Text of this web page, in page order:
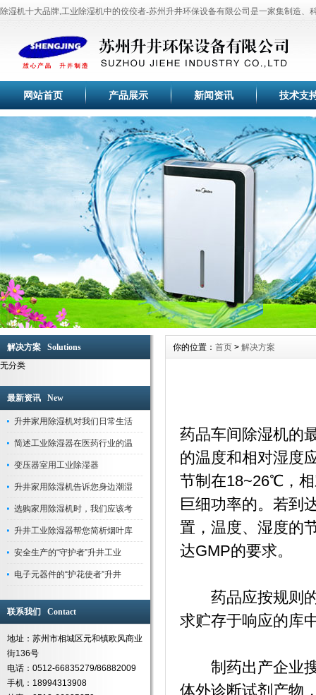
除湿机十大品牌,工业除湿机中的佼佼者-苏州升井环保设备有限公司是一家集制造、
苏州除湿机、恒温恒湿机、工业加湿器、冷干机 、调温除湿机等除湿加湿设备。
全套生产流水线，生产设备，测试设备等。产品齐全、品种繁多供用户选择，本产品
于纺织、印刷、卷烟、医药、花卉养殖大棚、菌类栽培、微电子企业、档案室、电信
塑料、木业纸业与行业车间、仓库等直接进行温湿度调节控制，空气净化，节能环保
空气除湿行业专家，工业除湿机的首选品牌-苏州升井专业提供：家用移动除湿机、
机、抽湿机、去湿机、除湿器、管道除湿机、调温除湿机系列采用先进高效旋转式压
效换热器、大风量低噪音外转子风机，使空气干燥器的除湿效果满足于国家标准。
苏州升井经过多年的持续快速发展，公司生产的除湿机,加湿器,恒温恒湿机已通过国
验，企业通过ISO9001国际质量体系认证。巩固了家用除湿机、工业除湿机、工业加
的品牌优势，积累了丰富宝贵的行业经验和优质的客户群体，帮助合作伙伴取得了成
苏州升井除湿器适用范围:本产品为整体柜式空气除湿器,在空气调节过程中,适用于精
光学仪器、生物工程、医药、包装、食品、化妆品、氯化锂电池、印刷业、地下工程
所有需要进行干燥处理的场所。
空气除湿行业专家，除湿机的首选品牌-苏州升井专业提供：高端
除湿机
工业除湿机
特,操作方便,品质百分百！
除湿机十大品牌,工业除湿机中的佼佼者-苏州升井环保设备有限公司是一家集制造、
于一体的专业化高科技现代企业。公司目前主要研制开发
工业除湿机、 家用除湿机、
机、苏州除湿机 、 恒温恒湿机 工业加湿器、冷干机、调温除湿机等除湿加湿设备。
全套生产流水线，生产设备，测试设备等。产品齐全、品种繁多供用户选择，本产品
于纺织、印刷、卷烟、医药、花卉养殖大棚、菌类栽培、微电子企业、档案室、电信
塑料、木业纸业与行业车间、仓库等直接进行温湿度调节控制，空气净化，节能环保
空气除湿行业专家，工业除湿机的首选品牌-苏州升井专业提供：家用移动除湿机、
效换热器、大风量低噪音外转子风机，使空气干燥器的除湿效果满足于国家标准。
苏州升井经过多年的持续快速发展，公司生产的除湿机,加湿器,恒温恒湿机已通过国
验，企业通过ISO9001国际质量体系认证。巩固了家用除湿机、工业除湿机、工业加
的品牌优势，积累了丰富宝贵的行业经验和优质的客户群体，帮助合作伙伴取得了成
苏州升井除湿器适用范围:本产品为整体柜式空气除湿器,在空气调节过程中,适用于精
光学仪器、生物工程、医药、包装、食品、化妆品、氯化锂电池、印刷业、地下工程
所有需要进行干燥处理的场所。
网站首页 产品展示 新闻资讯 技术支
解决方案 Solutions
无分类
最新资讯 New
升井家用除湿机对我们日常生活
简述工业除湿器在医药行业的温
变压器室用工业除湿器
升井家用除湿机告诉您身边潮湿
选购家用除湿机时，我们应该考
升井工业除湿器帮您简析烟叶库
安全生产的“守护者”升井工业
电子元器件的“护花使者”升井
联系我们 Contact
地址：苏州市相城区元和镇欧风商业
街136号
电话：0512-66835279/86882009
手机：18994313908
你的位置： 首页 > 解决方案
药品车间除湿机的
的温度和相对湿度
节制在18~26℃，
巨细功率的。若到
置，温度、湿度的
达GMP的要求。
药品应按规则的
求贮存于响应的库
制药出产企业搜
体外诊断试剂产物